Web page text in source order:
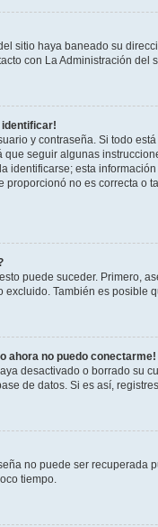
sitio haya baneado su
con La Administración del
identificar!
y contraseña. Si todo
que seguir algunas
identificarse; esta
proporcionó no es correcta o
puede suceder. Primero,
También es posible
ahora no puedo conectarme!
desactivado o borrado su
de datos. Si es así,
no puede ser
tiempo.